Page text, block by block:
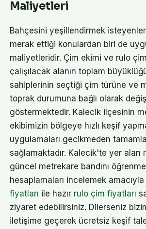
Maliyetleri
Bahçesini yeşillendirmek
merak ettiği konulardan biri de
maliyetleridir. Çim ekimi ve rulo
çalışılacak alanın toplam
sahiplerinin seçtiği çim türüne ve
toprak durumuna bağlı olarak
göstermektedir. Kalecik ilçesinin
ekibimizin bölgeye hızlı keşif
uygulamaları gecikmeden
sağlamaktadır. Kalecik'te yer alan
güncel metrekare bandını
hesaplamaları incelemek amacıyla
fiyatları ile hazır rulo çim fiyatları
ziyaret edebilirsiniz. Dilerseniz
iletişime geçerek ücretsiz keşif